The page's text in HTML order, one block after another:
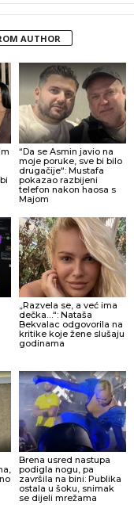
AUTHOR
“Da se Asmin javio na
moje poruke, sve bi bilo
drugačije“: Mustafa
pokazao razbijeni
telefon nakon haosa s
Majom
„Razvela se, a već ima
dečka…“: Nataša
Bekvalac odgovorila na
kritike koje žene slušaju
godinama
Brena usred nastupa
podigla nogu, pa
završila na bini: Publika
ostala u šoku, snimak
se dijeli mrežama